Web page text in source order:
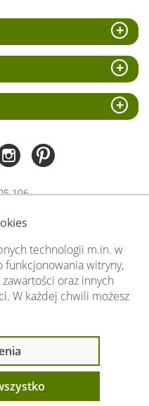
technologii m.in. w
funkcjonowania witryny,
oraz innych
. W każdej chwili możesz
106
2026,
13706osób.
na 5możliwych.
Ty: